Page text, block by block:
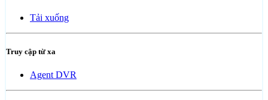
Tải xuống
Truy cập từ xa
Agent DVR